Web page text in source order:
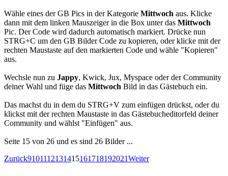
Wähle eines der GB Pics in der Kategorie Mittwoch aus. Klicke
dann mit dem linken Mauszeiger in die Box unter das Mittwoch
Pic. Der Code wird dadurch automatisch markiert. Drücke nun
STRG+C um den GB Bilder Code zu kopieren, oder klicke mit der
rechten Maustaste auf den markierten Code und wähle "Kopieren"
aus.
Wechsle nun zu Jappy, Kwick, Jux, Myspace oder der Community
deiner Wahl und füge das Mittwoch Bild in das Gästebuch ein.
Das machst du in dem du STRG+V zum einfügen drückst, oder du
klickst mit der rechten Maustaste in das Gästebucheditorfeld deiner
Community und wählst "Einfügen" aus.
Seite 15 von 26 und es sind 26 Bilder ...
Zurück9101112131415161718192021Weiter